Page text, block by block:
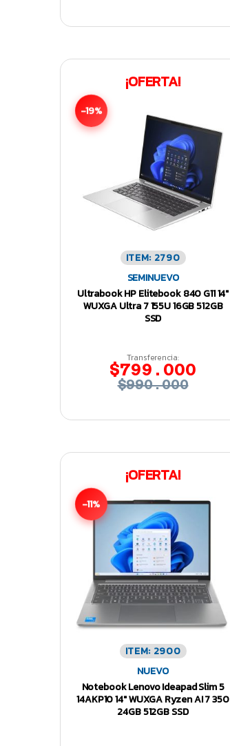
¡OFERTA!
-19%
ITEM: 2790
SEMINUEVO
Ultrabook HP Elitebook 840 G11 14″
WUXGA Ultra 7 155U 16GB 512GB
SSD
Transferencia:
$799.000
$990.000
¡OFERTA!
-11%
ITEM: 2900
NUEVO
Notebook Lenovo Ideapad Slim 5
14AKP10 14″ WUXGA Ryzen AI 7 350
24GB 512GB SSD